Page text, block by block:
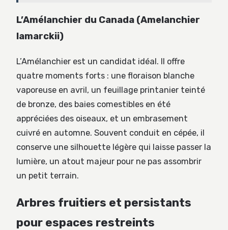
L’Amélanchier du Canada (Amelanchier
lamarckii)
L’Amélanchier est un candidat idéal. Il offre
quatre moments forts : une floraison blanche
vaporeuse en avril, un feuillage printanier teinté
de bronze, des baies comestibles en été
appréciées des oiseaux, et un embrasement
cuivré en automne. Souvent conduit en cépée, il
conserve une silhouette légère qui laisse passer la
lumière, un atout majeur pour ne pas assombrir
un petit terrain.
Arbres fruitiers et persistants
pour espaces restreints